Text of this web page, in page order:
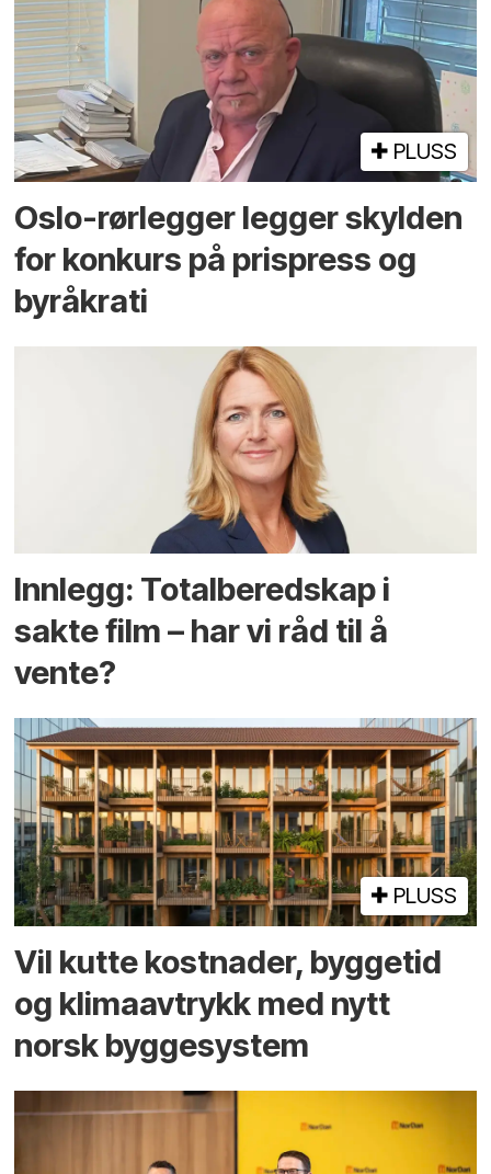
PLUSS
Oslo-rørlegger legger skylden
for konkurs på prispress og
byråkrati
Innlegg: Totalberedskap i
sakte film – har vi råd til å
vente?
PLUSS
Vil kutte kostnader, byggetid
og klima­avtrykk med nytt
norsk bygge­system